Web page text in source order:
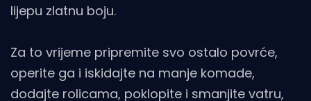
lijepu zlatnu boju.
Za to vrijeme pripremite svo ostalo povrće,
operite ga i iskidajte na manje komade,
dodajte rolicama, poklopite i smanjite vatru,